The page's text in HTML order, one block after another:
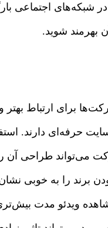
شبکه‌های اجتماعی
بهرمند شوید.
برای ارتباط بهتر و
حرفه‌ای دارند.
می‌تواند طراحی آن را
برند را به خوبی
ویدئو مدت